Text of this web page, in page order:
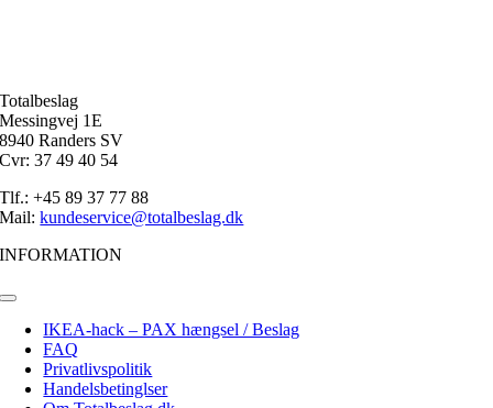
Totalbeslag
Messingvej 1E
8940 Randers SV
Cvr: 37 49 40 54
Tlf.: +45 89 37 77 88
Mail:kundeservice@totalbeslag.dk
INFORMATION
Toggle
NavigationIKEA-hack – PAX hængsel / Beslag
FAQ
Privatlivspolitik
Handelsbetinglser